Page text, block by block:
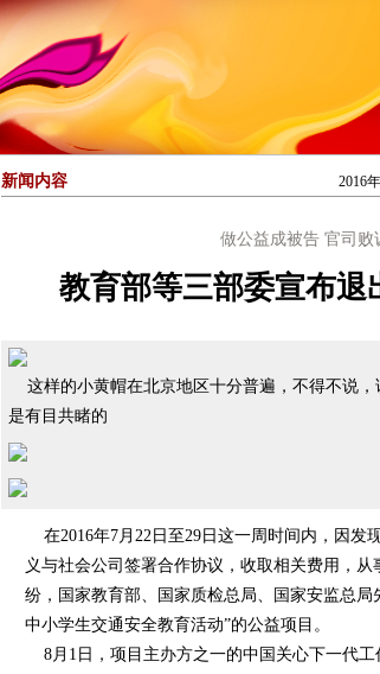
新闻内容 2016
做公益成被告 官司败
教育部等三部委宣布退
这样的小黄帽在北京地区十分普遍，不得不说，
是有目共睹的
在2016年7月22日至29日这一周时间内，因发
义与社会公司签署合作协议，收取相关费用，从
纷，国家教育部、国家质检总局、国家安监总局
中小学生交通安全教育活动”的公益项目。
8月1日，项目主办方之一的中国关心下一代工